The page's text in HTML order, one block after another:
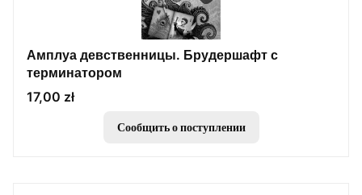
Амплуа девственницы. Брудершафт с
терминатором
Цена
17,00 zł
Сообщить о поступлении